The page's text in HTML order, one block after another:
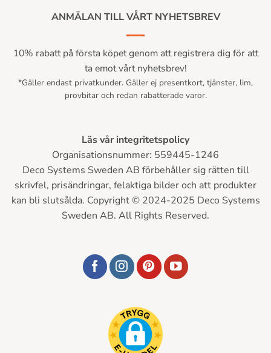
ANMÄLAN TILL VÅRT NYHETSBREV
10% rabatt på första köpet genom att registrera dig för att
ta emot vårt nyhetsbrev!
*Gäller endast privatkunder. Gäller ej presentkort, tjänster, lim,
provbitar och redan rabatterade varor.
Läs vår integritetspolicy
Organisationsnummer: 559445-1246
Deco Systems Sweden AB förbehåller sig rätten till
skrivfel, prisändringar, felaktiga bilder och att produkter
kan bli slutsålda. Copyright © 2024-2025 Deco Systems
Sweden AB. All Rights Reserved.